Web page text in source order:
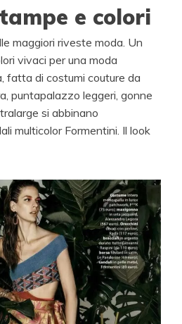
e colori
maggiori riveste moda. Un
vivaci per una moda
fatta di costumi couture da
puntapalazzo leggeri, gonne
si abbinano
multicolor Formentini. Il look